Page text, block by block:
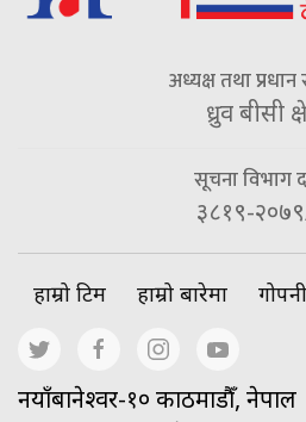
अध्यक्ष तथा
ध्रुव बीसी
सूचना विभाग
३८१९-
हाम्रो टिम हाम्रो बारेमा
नयाँबानेश्वर-१० काठमाडौँ, नेपाल